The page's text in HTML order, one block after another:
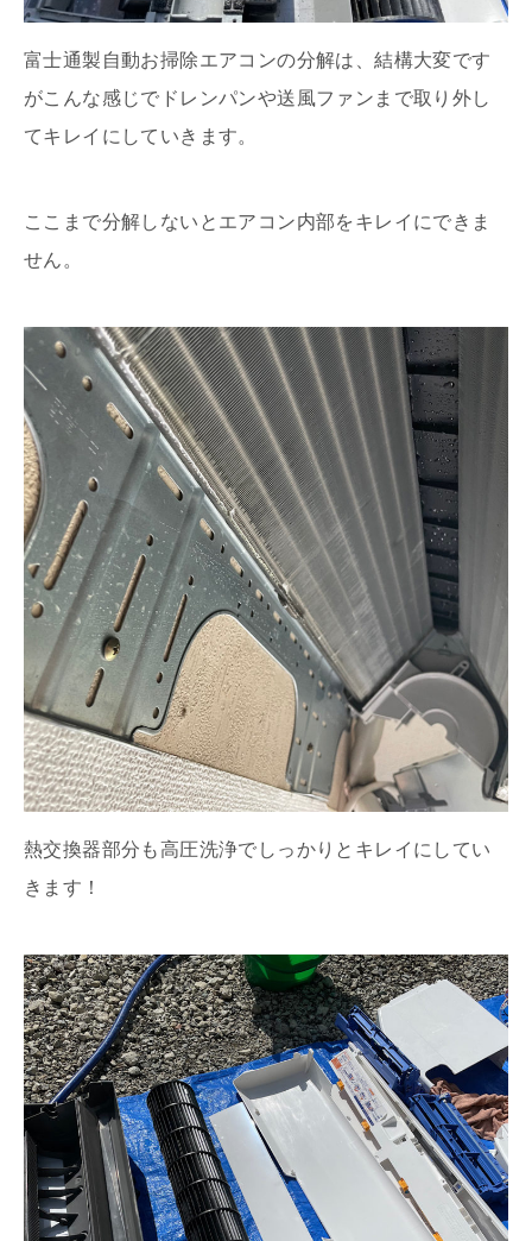
富士通製自動お掃除エアコンの分解は、結構大変です
がこんな感じでドレンパンや送風ファンまで取り外し
てキレイにしていきます。
ここまで分解しないとエアコン内部をキレイにできま
せん。
熱交換器部分も高圧洗浄でしっかりとキレイにしてい
きます！